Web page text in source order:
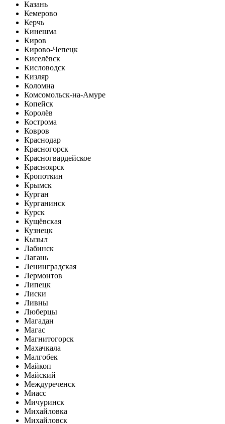
Казань
Кемерово
Керчь
Кинешма
Киров
Кирово-Чепецк
Киселёвск
Кисловодск
Кизляр
Коломна
Комсомольск-на-Амуре
Копейск
Королёв
Кострома
Ковров
Краснодар
Красногорск
Красногвардейское
Красноярск
Кропоткин
Крымск
Курган
Курганинск
Курск
Кущёвская
Кузнецк
Кызыл
Лабинск
Лагань
Ленинградская
Лермонтов
Липецк
Лиски
Ливны
Люберцы
Магадан
Магас
Магнитогорск
Махачкала
Малгобек
Майкоп
Майский
Междуреченск
Миасс
Мичуринск
Михайловка
Михайловск